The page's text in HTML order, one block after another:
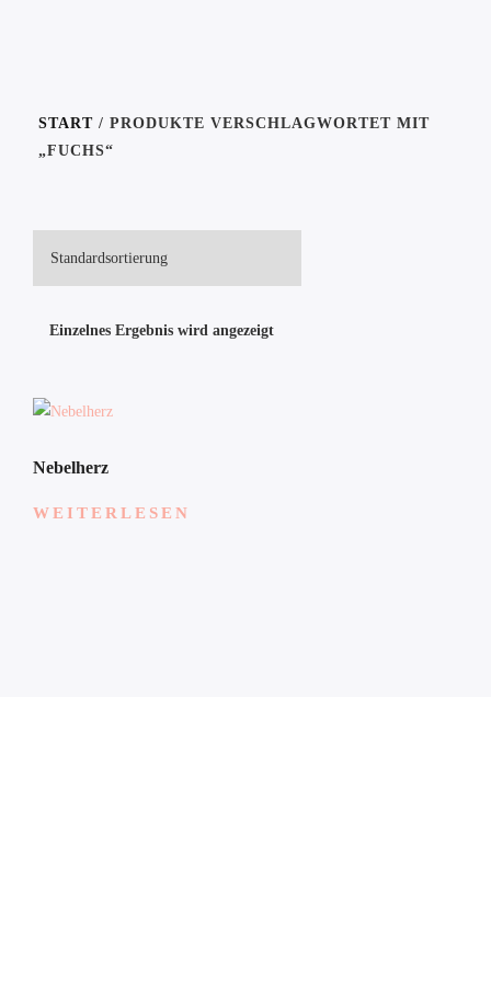
START / PRODUKTE VERSCHLAGWORTET MIT
„FUCHS“
Einzelnes Ergebnis wird angezeigt
Nebelherz
WEITERLESEN